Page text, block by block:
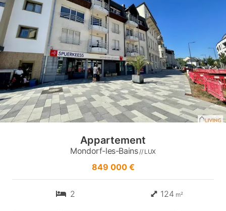
Appartement
Mondorf-les-Bains// LUX
849 000 €
2 124 m²